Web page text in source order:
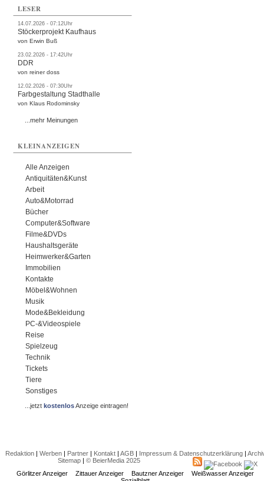
LESER
14.07.2026 - 07:12Uhr
Stöckerprojekt Kaufhaus
von Erwin Buß
23.02.2026 - 17:42Uhr
DDR
von reiner doss
12.02.2026 - 07:30Uhr
Farbgestaltung Stadthalle
von Klaus Rodominsky
...mehr Meinungen
KLEINANZEIGEN
Alle Anzeigen
Antiquitäten&Kunst
Arbeit
Auto&Motorrad
Bücher
Computer&Software
Filme&DVDs
Haushaltsgeräte
Heimwerker&Garten
Immobilien
Kontakte
Möbel&Wohnen
Musik
Mode&Bekleidung
PC-&Videospiele
Reise
Spielzeug
Technik
Tickets
Tiere
Sonstiges
...jetztkostenlosAnzeige eintragen!
Redaktion| Werben| Partner| Kontakt| AGB| Impressum & Datenschutzerklärung|
Sitemap| © BeierMedia 2025
Görlitzer Anzeiger
Zittauer Anzeiger Bautzner Anzeiger
Weißwasser Anzeiger